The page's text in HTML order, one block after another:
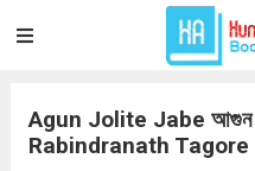
Agun Jolite Jabe আগুন
Rabindranath Tagore